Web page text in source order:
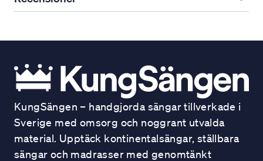
KungSängen – handgjorda sängar tillverkade i
Sverige med omsorg och noggrant utvalda
material. Upptäck kontinentalsängar, ställbara
sängar och madrasser med genomtänkt